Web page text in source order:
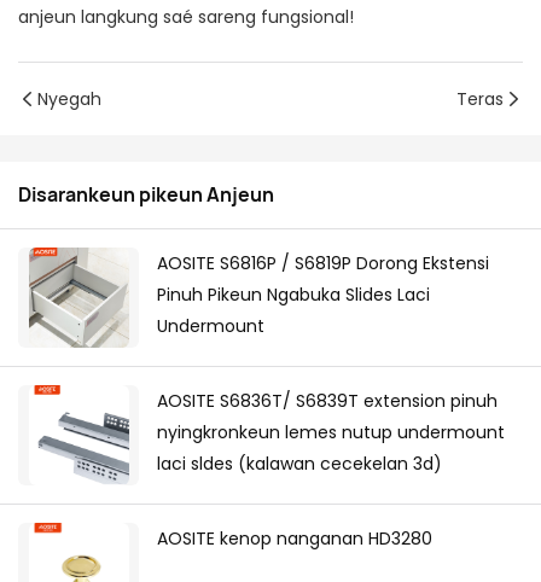
anjeun langkung saé sareng fungsional!
Nyegah Teras
Disarankeun pikeun Anjeun
AOSITE S6816P / S6819P Dorong Ekstensi
Pinuh Pikeun Ngabuka Slides Laci
Undermount
AOSITE S6836T/ S6839T extension pinuh
nyingkronkeun lemes nutup undermount
laci sldes (kalawan cecekelan 3d)
AOSITE kenop nanganan HD3280